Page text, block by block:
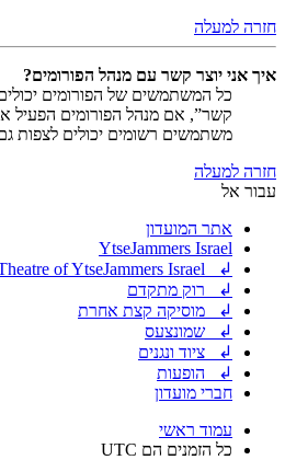
חזרה למעלה
איך אני יוצר קשר עם מנהל הפורומים?
כל המשתמשים של הפורומים
קשר”, אם מנהל הפורומים הפעיל
משתמשים רשומים יכולים לצפות
חזרה למעלה
עבור אל
אתר המועדון
YtseJammers Israel
↲ The Theatre of YtseJammers Israel
↲ רוק מתקדם
↲ מוסיקה קצת אחרת
↲ שמונצעס
↲ ציוד ונגנים
↲ הופעות
חברי מועדון
עמוד ראשי
כל הזמנים הם UTC